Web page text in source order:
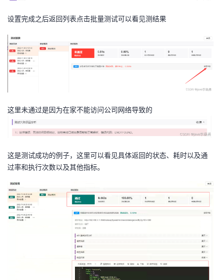
设置完成之后返回列表点击批量测试可以看见测结果
这里未通过是因为在家不能访问公司网络导致的
这是测试成功的例子，这里可以看见具体返回的状态、耗时以及通
过率和执行次数以及其他指标。